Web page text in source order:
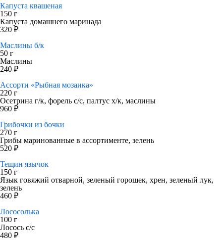
Капуста квашеная
150 г
Капуста домашнего маринада
320 ₽
Маслины б/к
50 г
Маслины
240 ₽
Ассорти «Рыбная мозаика»
220 г
Осетрина г/к, форель с/с, палтус х/к, маслины
960 ₽
Грибочки из бочки
270 г
Грибы маринованные в ассортименте, зелень
520 ₽
Тещин язычок
150 г
Язык говяжий отварной, зеленый горошек, хрен, зеленый лук,
зелень
460 ₽
Лососолька
100 г
Лосось с/с
480 ₽